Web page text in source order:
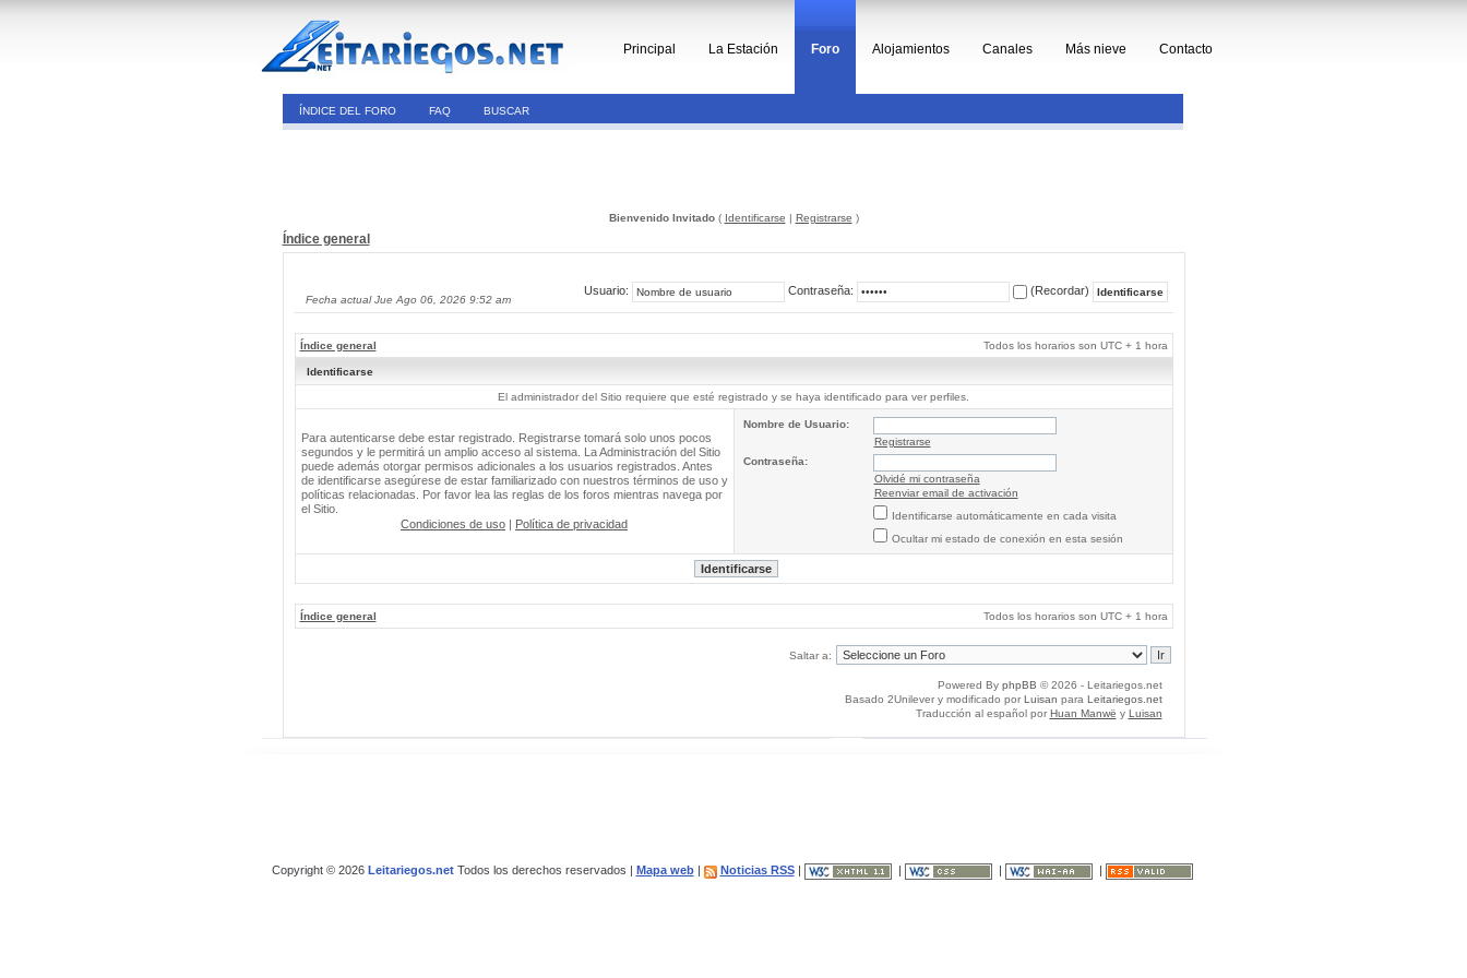
Principal La Estación Foro Alojamientos Canales Más nieve Contacto
ÍNDICE DEL FORO FAQ BUSCAR
Bienvenido Invitado( Identificarse | Registrarse )
Índice general
Fecha actual Jue Ago 06, 2026 9:52 am
Usuario: Contraseña: (Recordar)
Índice general Todos los horarios son UTC + 1 hora
Identificarse
El administrador del Sitio requiere que esté registrado y se haya identificado para ver perfiles.
Para autenticarse debe estar registrado. Registrarse tomará solo unos pocos
segundos y le permitirá un amplio acceso al sistema. La Administración del Sitio
puede además otorgar permisos adicionales a los usuarios registrados. Antes
de identificarse asegúrese de estar familiarizado con nuestros términos de uso y
políticas relacionadas. Por favor lea las reglas de los foros mientras navega por
el Sitio.
Condiciones de uso | Política de privacidad
Nombre de Usuario:
Registrarse
Contraseña:
Olvidé mi contraseña
Reenviar email de activación
Identificarse automáticamente en cada visita
Ocultar mi estado de conexión en esta sesión
Índice general Todos los horarios son UTC + 1 hora
Saltar a:
Powered By phpBB © 2026 - Leitariegos.net
Basado 2Unilever y modificado por Luisan para Leitariegos.net
Traducción al español por Huan Manwë y Luisan
Copyright © 2026 Leitariegos.netTodos los derechos reservados | Mapa web| Noticias RSS|